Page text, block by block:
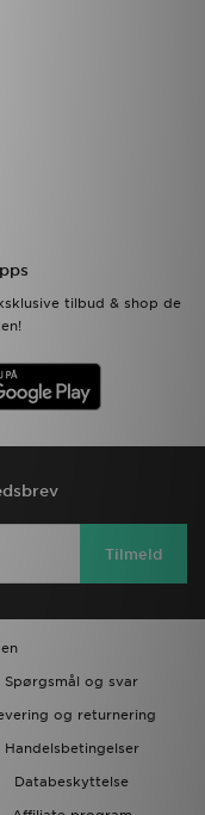
tilbud & shop de
Tilmeld
Spørgsmål og svar
og returnering
Handelsbetingelser
Databeskyttelse